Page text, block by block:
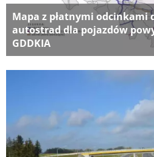
Mapa z płatnymi odcinkami
autostrad dla pojazdów
GDDKIA